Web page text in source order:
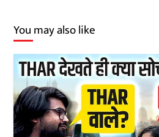
You may also like